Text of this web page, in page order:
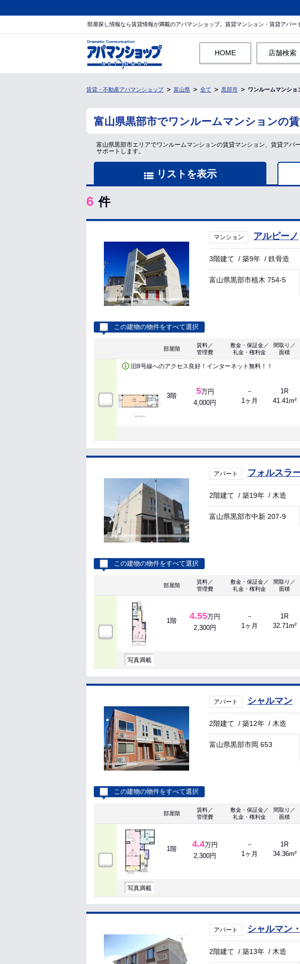
部屋探し情報なら賃貸情報が満載のアパマンショップ。賃貸マンション・賃貸アパー
HOME 店舗検索
賃貸・不動産アパマンショップ 富山県 全て 黒部市 ワンルームマンショ
富山県黒部市でワンルームマンションの
富山県黒部市エリアでワンルームマンションの賃貸マンション、賃貸ア
サポートします。
リストを表示
6 件
マンション アルピーノ
3階建て /築9年 /鉄骨造
富山県黒部市植木 754-5
この建物の物件をすべて選択
部屋階
賃料／
管理費
敷金・保証金／
礼金・権利金
間取り／
面積
旧8号線へのアクセス良好！インターネット無料！！
3階 5万円
4,000円
－
1ヶ月
1R
41.41m²
アパート フォルスラ
2階建て /築19年 / 木造
富山県黒部市中新 207-9
この建物の物件をすべて選択
部屋階
賃料／
管理費
敷金・保証金／
礼金・権利金
間取り／
面積
1階 4.55万円
2,300円
－
1ヶ月
1R
32.71m²
写真満載
アパート シャルマン
2階建て /築12年 / 木造
富山県黒部市岡 653
この建物の物件をすべて選択
部屋階
賃料／
管理費
敷金・保証金／
礼金・権利金
間取り／
面積
1階 4.4万円
2,300円
－
1ヶ月
1R
34.36m²
写真満載
アパート シャルマン
2階建て /築13年 / 木造